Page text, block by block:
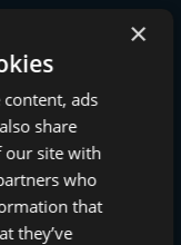
×
ads
share
our site with
who
that
they’ve